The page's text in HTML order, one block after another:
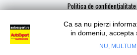
Politica de confidențialitate
Copyright © 2026
Ca sa nu pierzi
in domeniu, accepta
NU,